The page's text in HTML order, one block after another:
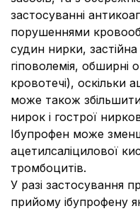
застосуванні
порушеннями
судин нирки,
гіповолемія, обширні
кровотечі), оскільки
може також
нирок і гострої
Ібупрофен може
ацетилсаліцилової
тромбоцитів.
У разі застосування
прийому ібупрофену